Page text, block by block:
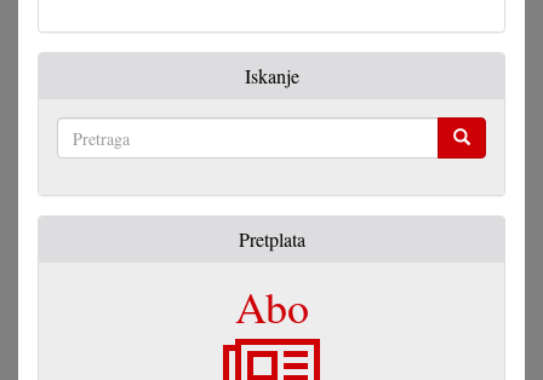
Iskanje
Pretplata
Abo